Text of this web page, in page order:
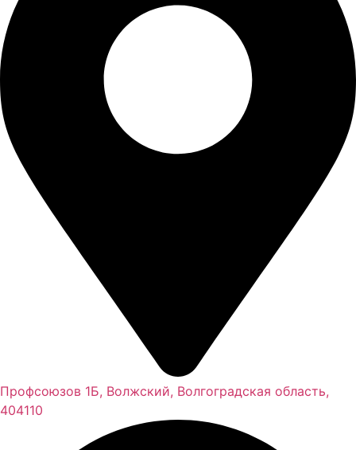
Профсоюзов 1Б, Волжский, Волгоградская область,
404110